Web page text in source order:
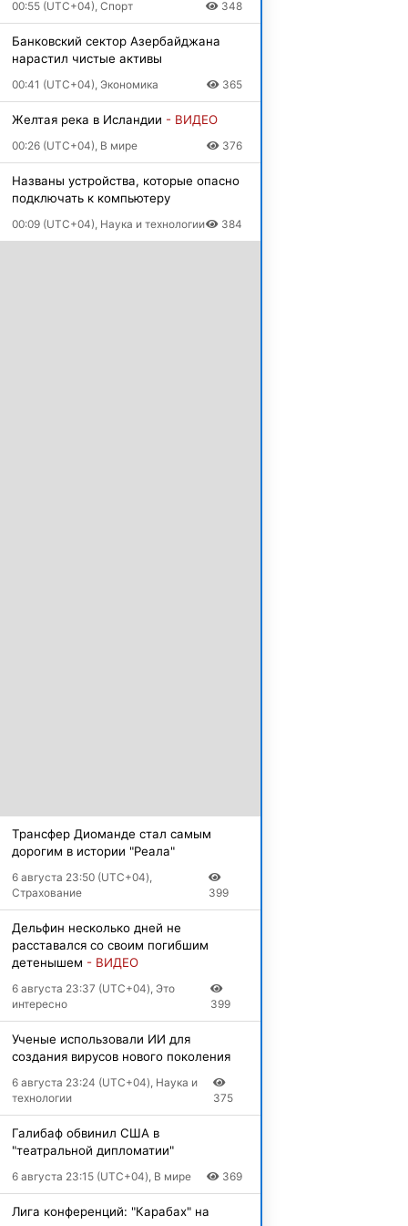
00:55 (UTC+04), Спорт 348
Банковский сектор Азербайджана
нарастил чистые активы
00:41 (UTC+04), Экономика 365
Желтая река в Исландии - ВИДЕО
00:26 (UTC+04), В мире 376
Названы устройства, которые опасно
подключать к компьютеру
00:09 (UTC+04), Наука и технологии 384
Трансфер Диоманде стал самым
дорогим в истории "Реала"
6 августа 23:50 (UTC+04),
Страхование
399
Дельфин несколько дней не
расставался со своим погибшим
детенышем - ВИДЕО
6 августа 23:37 (UTC+04), Это
интересно
399
Ученые использовали ИИ для
создания вирусов нового поколения
6 августа 23:24 (UTC+04), Наука и
технологии
375
Галибаф обвинил США в
"театральной дипломатии"
6 августа 23:15 (UTC+04), В мире 369
Лига конференций: "Карабах" на